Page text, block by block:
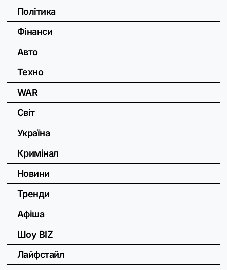
Політика
Фінанси
Авто
Техно
WAR
Світ
Україна
Кримінал
Новини
Тренди
Афіша
Шоу BIZ
Лайфстайл